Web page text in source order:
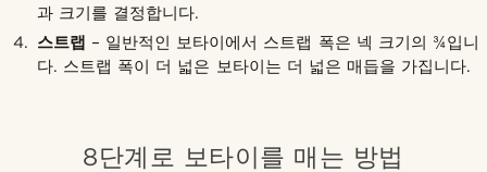
과 크기를 결정합니다.
스트랩 – 일반적인 보타이에서 스트랩 폭은 넥 크기의 ¾입니
다. 스트랩 폭이 더 넓은 보타이는 더 넓은 매듭을 가집니다.
8단계로 보타이를 매는 방법